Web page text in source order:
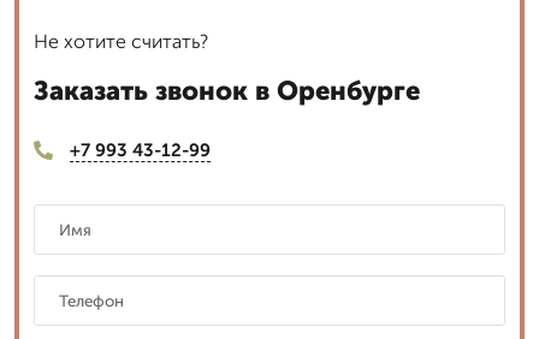
Не хотите считать?
Заказать звонок в Оренбурге
+7 993 43-12-99